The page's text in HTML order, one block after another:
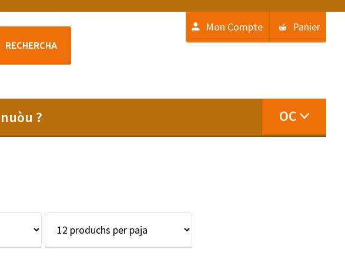
RECHERCHA
Mon Compte Panier
? OC